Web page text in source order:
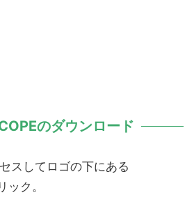
のダウンロード
スしてロゴの下にある
ック。